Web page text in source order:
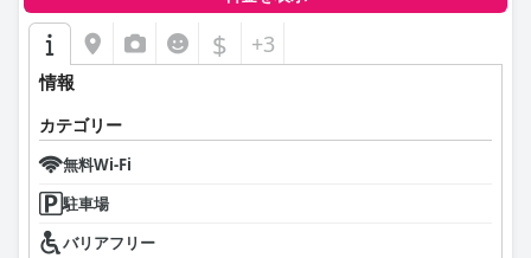
$ +3
情報
カテゴリー
無料Wi-Fi
駐車場
バリアフリー